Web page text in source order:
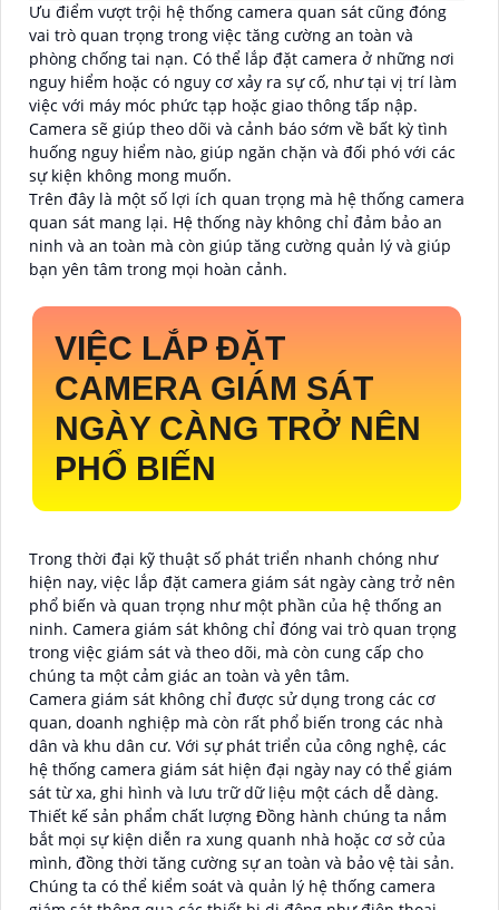
Ưu điểm vượt trội hệ thống camera quan sát cũng đóng
vai trò quan trọng trong việc tăng cường an toàn và
phòng chống tai nạn. Có thể lắp đặt camera ở những nơi
nguy hiểm hoặc có nguy cơ xảy ra sự cố, như tại vị trí làm
việc với máy móc phức tạp hoặc giao thông tấp nập.
Camera sẽ giúp theo dõi và cảnh báo sớm về bất kỳ tình
huống nguy hiểm nào, giúp ngăn chặn và đối phó với các
sự kiện không mong muốn.
Trên đây là một số lợi ích quan trọng mà hệ thống camera
quan sát mang lại. Hệ thống này không chỉ đảm bảo an
ninh và an toàn mà còn giúp tăng cường quản lý và giúp
bạn yên tâm trong mọi hoàn cảnh.
VIỆC LẮP ĐẶT
CAMERA GIÁM SÁT
NGÀY CÀNG TRỞ NÊN
PHỔ BIẾN
Trong thời đại kỹ thuật số phát triển nhanh chóng như
hiện nay, việc lắp đặt camera giám sát ngày càng trở nên
phổ biến và quan trọng như một phần của hệ thống an
ninh. Camera giám sát không chỉ đóng vai trò quan trọng
trong việc giám sát và theo dõi, mà còn cung cấp cho
chúng ta một cảm giác an toàn và yên tâm.
Camera giám sát không chỉ được sử dụng trong các cơ
quan, doanh nghiệp mà còn rất phổ biến trong các nhà
dân và khu dân cư. Với sự phát triển của công nghệ, các
hệ thống camera giám sát hiện đại ngày nay có thể giám
sát từ xa, ghi hình và lưu trữ dữ liệu một cách dễ dàng.
Thiết kế sản phẩm chất lượng Đồng hành chúng ta nắm
bắt mọi sự kiện diễn ra xung quanh nhà hoặc cơ sở của
mình, đồng thời tăng cường sự an toàn và bảo vệ tài sản.
Chúng ta có thể kiểm soát và quản lý hệ thống camera